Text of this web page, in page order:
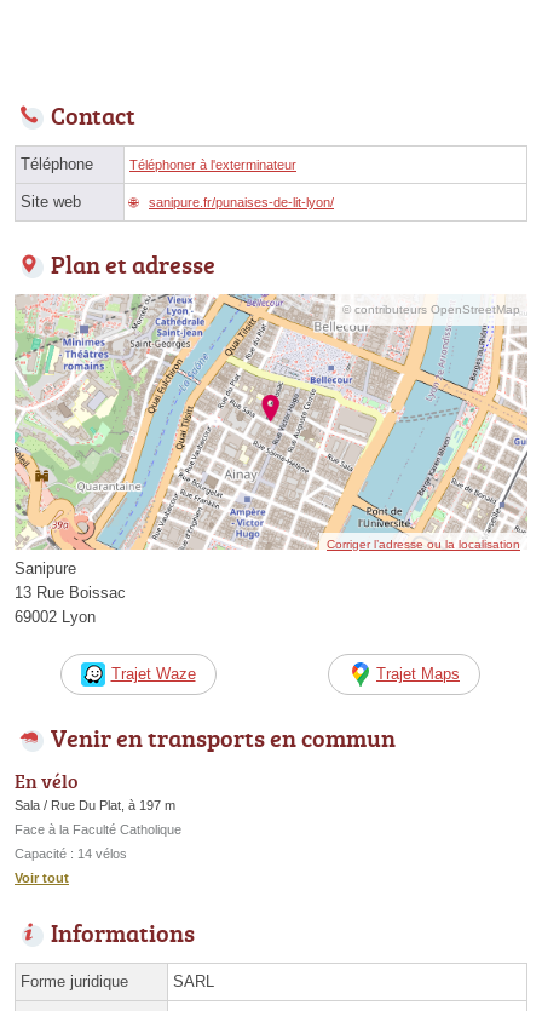
Contact
Téléphone Téléphoner à l'exterminateur
Site web sanipure.fr/punaises-de-lit-lyon/
Plan et adresse
© contributeurs OpenStreetMap
Corriger l’adresse ou la localisation
Sanipure
13 Rue Boissac
69002 Lyon
Trajet Waze Trajet Maps
Venir en transports en commun
En vélo
Sala / Rue Du Plat, à 197 m
Face à la Faculté Catholique
Capacité : 14 vélos
Voir tout
Informations
Forme juridique SARL